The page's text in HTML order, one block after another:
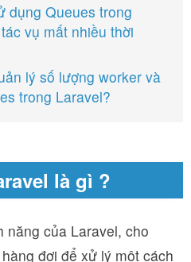
dụng Queues trong
vụ mất nhiều thời
lý số lượng worker và
trong Laravel?
là gì ?
năng của Laravel, cho
đợi để xử lý một cách